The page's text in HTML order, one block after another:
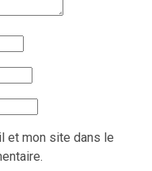
et mon site dans le